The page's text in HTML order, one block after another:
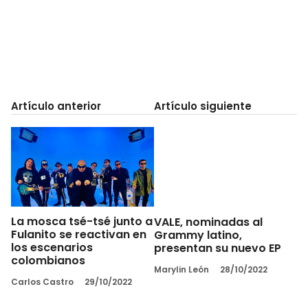
Artículo anterior
La mosca tsé-tsé junto a
Fulanito se reactivan en
los escenarios
colombianos
Carlos Castro 29/10/2022
Artículo siguiente
VALE, nominadas al
Grammy latino,
presentan su nuevo EP
Marylin León 28/10/2022